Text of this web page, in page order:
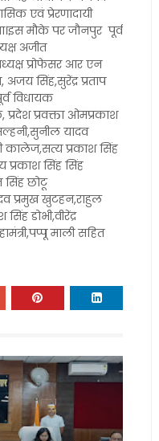
एवं प्रेरणादायी
मौके पर जौनपुर पूर्व
अजीत
प्रोफेसर आर एन
सिंह,सुरेंद्र प्रताप
विधायक
प्रवक्ता ओमप्रकाश
यादव
कालेज,सत्य प्रकाश सिंह
प्रकाश सिंह सिंह
सिंह छोटू
प्रमुख खुटहन,राहुल
डोभी,वीरेंद्र
माली सहित